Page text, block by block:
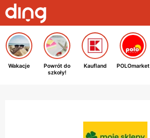
Wakacje
Powrót do
szkoły!
Kaufland POLOmarket